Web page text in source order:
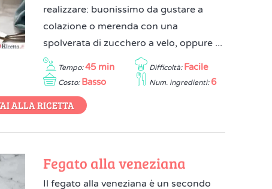
realizzare: buonissimo da gustare a
colazione o merenda con una
spolverata di zucchero a velo, oppure ...
Tempo: 45 min Difficoltà: Facile
Costo: Basso Num. ingredienti: 6
ALLA RICETTA
Fegato alla veneziana
Il fegato alla veneziana è un secondo